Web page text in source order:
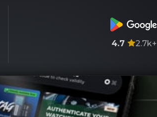
4.7 2.7k+